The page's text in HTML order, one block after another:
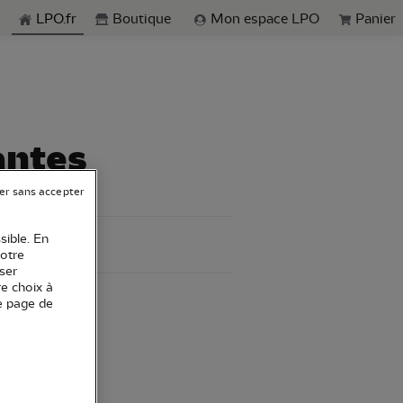
LPO.fr Boutique Mon espace LPO Panier
En
choix à
page de
sans accepter